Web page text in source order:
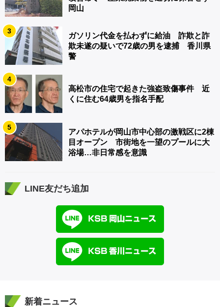
岡山
3
ガソリン代金を払わずに給油 詐欺と詐
欺未遂の疑いで72歳の男を逮捕 香川県
警
4
高松市の住宅で起きた強盗致傷事件 近
くに住む64歳男を指名手配
5
アパホテルが岡山市中心部の激戦区に2棟
目オープン 市街地を一望のプールに大
浴場…非日常感を意識
LINE友だち追加
新着ニュース